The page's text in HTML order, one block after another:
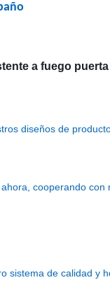
a fuego
diseños de
cooperando
sistema de calidad y